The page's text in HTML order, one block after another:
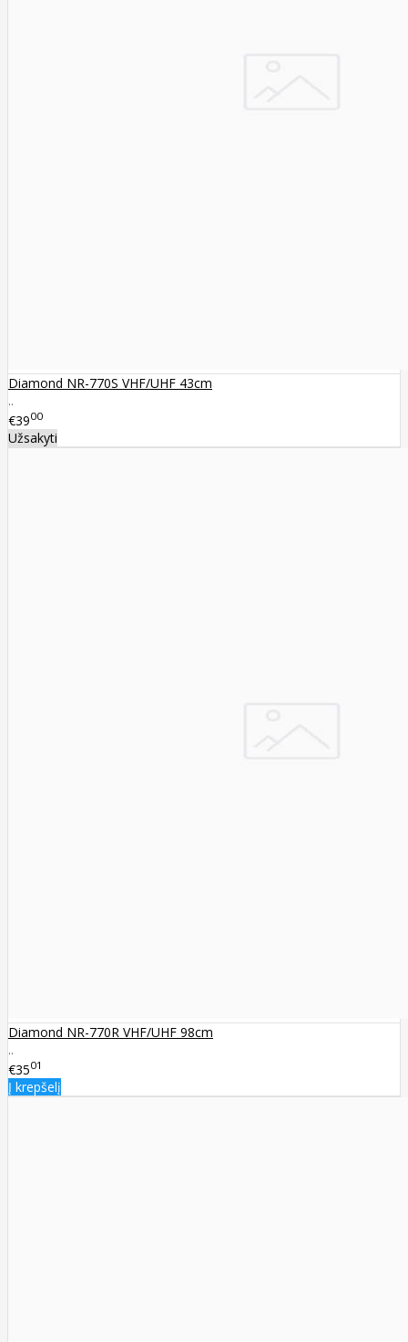
Diamond NR-770S VHF/UHF 43cm
..
€3900
Užsakyti
Diamond NR-770R VHF/UHF 98cm
..
€3501
Į krepšelį